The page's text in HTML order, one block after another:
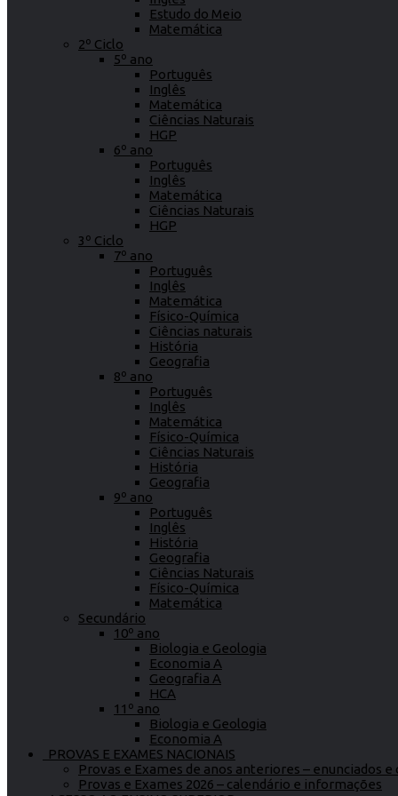
Estudo do Meio
Matemática
2º Ciclo
5º ano
Português
Inglês
Matemática
Ciências Naturais
HGP
6º ano
Português
Inglês
Matemática
Ciências Naturais
HGP
3º Ciclo
7º ano
Português
Inglês
Matemática
Físico-Química
Ciências naturais
História
Geografia
8º ano
Português
Inglês
Matemática
Físico-Química
Ciências Naturais
História
Geografia
9º ano
Português
Inglês
História
Geografia
Ciências Naturais
Físico-Química
Matemática
Secundário
10º ano
Biologia e Geologia
Economia A
Geografia A
HCA
11º ano
Biologia e Geologia
Economia A
PROVAS E EXAMES NACIONAIS
Provas e Exames de anos anteriores – enunciados
Provas e Exames 2026 – calendário e informações